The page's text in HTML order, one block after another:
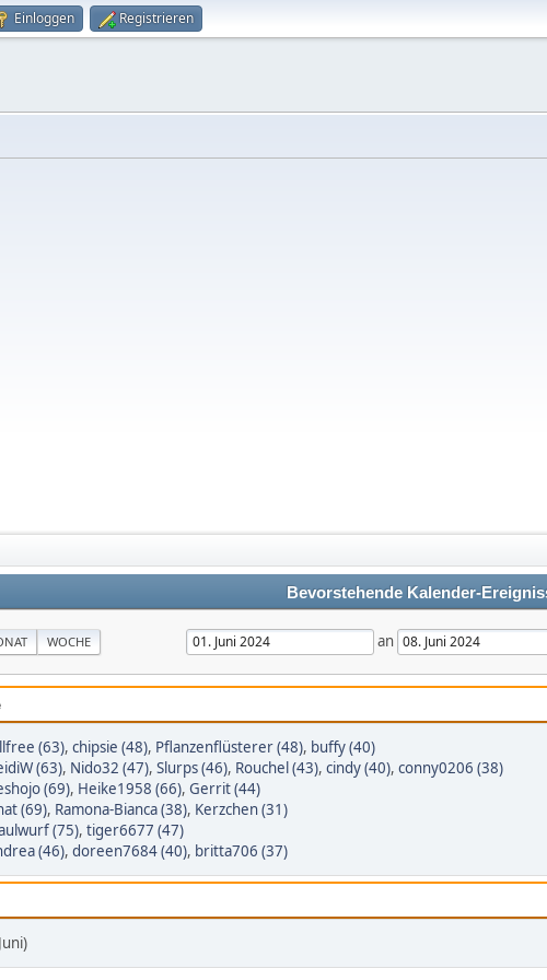
Einloggen Registrieren
Bevorstehende Kalender-
WOCHE an
(63), chipsie (48), Pflanzenflüsterer (48), buffy (40)
(63), Nido32 (47), Slurps (46), Rouchel (43), cindy (40), conny0206 (38)
(69), Heike1958 (66), Gerrit (44)
(69), Ramona-Bianca (38), Kerzchen (31)
(75), tiger6677 (47)
(46), doreen7684 (40), britta706 (37)